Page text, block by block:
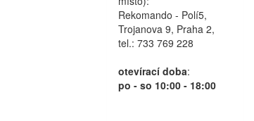
Rekomando - Polí5,
Trojanova 9, Praha 2,
tel.: 733 769 228
otevírací doba:
po - so 10:00 - 18:00